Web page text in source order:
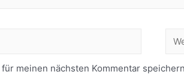
meinen nächsten Kommentar